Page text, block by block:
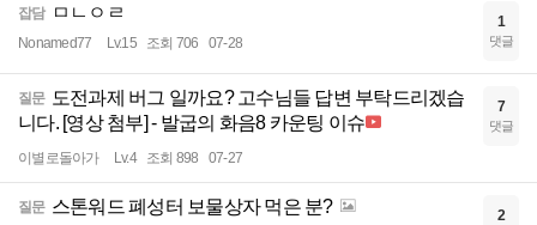
잡담 ㅁㄴㅇㄹ
Nonamed77 Lv.15 조회 706 07-28
1
댓글
질문 도전과제 버그 일까요? 고수님들 답변 부탁드리겠습
니다. [영상 첨부] - 발굽의 화음8 카운팅 이슈
이별로돌아가 Lv.4 조회 898 07-27
7
댓글
질문 스톤워드 폐성터 보물상자 먹은 분? 2